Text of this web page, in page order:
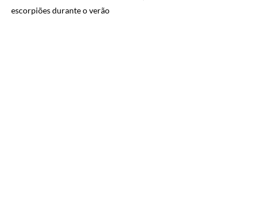
escorpiões durante o verão